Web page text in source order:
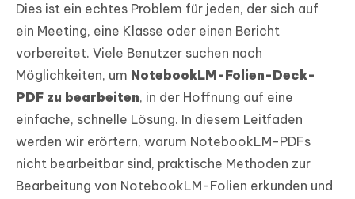
Dies ist ein echtes Problem für jeden, der sich auf
ein Meeting, eine Klasse oder einen Bericht
vorbereitet. Viele Benutzer suchen nach
Möglichkeiten, um NotebookLM-Folien-Deck-
PDF zu bearbeiten, in der Hoffnung auf eine
einfache, schnelle Lösung. In diesem Leitfaden
werden wir erörtern, warum NotebookLM-PDFs
nicht bearbeitbar sind, praktische Methoden zur
Bearbeitung von NotebookLM-Folien erkunden und